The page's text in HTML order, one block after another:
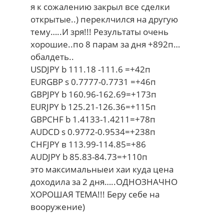
я к сожалению закрыл все сделки
открытые..) переклчился на другую
тему…..И зря!!! Результаты очень
хорошие..по 8 парам за дня +892п…
обалдеть..
USDJPY b 111.18 -111.6 =+42п
EURGBP s 0.7777-0.7731 =+46п
GBPJPY b 160.96-162.69=+173п
EURJPY b 125.21-126.36=+115п
GBPCHF b 1.4133-1.4211=+78п
AUDCD s 0.9772-0.9534=+238п
CHFJPY в 113.99-114.85=+86
AUDJPY b 85.83-84.73=+110п
это максимальныеи хаи куда цена
доходила за 2 дня…..ОДНОЗНАЧНО
ХОРОШАЯ ТЕМА!!! Беру себе на
вооружение)